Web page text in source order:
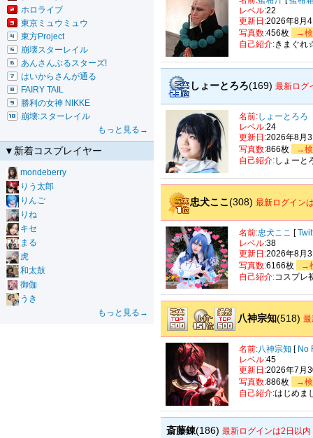
ホロライブ
東京ミュウミュウ
東方Project
崩壊スターレイル
あんさんぶるスターズ!
はいからさんが通る
FAIRY TAIL
勝利の女神 NIKKE
崩壊:スターレイル
もっと見る→
▼新着コスプレイヤー
mondeberry
りう太郎
りんご
りね
キセ
まる
虎
和太鼓
御伽
うき
もっと見る→
レベル:22
更新日:2026年8月
写真数:456枚
→検
自己紹介:きまぐれ
しょーとろろ(169) 最新ログ
名前:しょーとろろ
レベル:24
更新日:2026年8月
写真数:866枚
→検
自己紹介:しょーと
忠犬ここ(308) 最新ログイン
名前:忠犬ここ [
レベル:38
更新日:2026年8月
写真数:6166枚
→
自己紹介:コスプレ
八神宗知(518)
名前:八神宗知 [ No
レベル:45
更新日:2026年7月
写真数:886枚
→検
自己紹介:はじめま
斎藤錬(186) 最新ログインは2日以内